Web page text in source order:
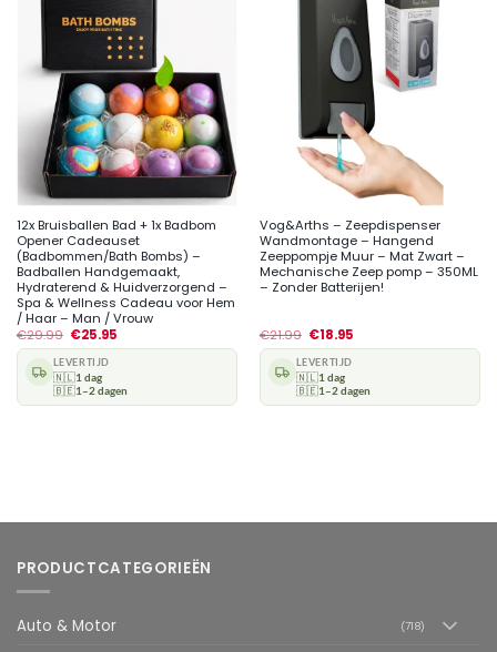
12x Bruisballen Bad + 1x Badbom
Opener Cadeauset
(Badbommen/Bath Bombs) –
Badballen Handgemaakt,
Hydraterend & Huidverzorgend –
Spa & Wellness Cadeau voor Hem
/ Haar – Man / Vrouw
€29.99 €25.95
LEVERTIJD
🇳🇱1 dag
🇧🇪1–2 dagen
Vog&Arths – Zeepdispenser
Wandmontage – Hangend
Zeeppompje Muur – Mat Zwart –
Mechanische Zeep pomp – 350ML
– Zonder Batterijen!
€21.99 €18.95
LEVERTIJD
🇳🇱1 dag
🇧🇪1–2 dagen
PRODUCTCATEGORIEËN
Auto & Motor (718)